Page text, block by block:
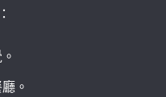
。